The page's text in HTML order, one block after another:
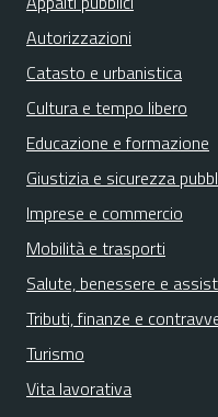
Autorizzazioni
Catasto e urbanistica
Cultura e tempo libero
Educazione e formazione
Giustizia e sicurezza
Imprese e commercio
Mobilità e trasporti
Salute, benessere e
Tributi, finanze e
Turismo
Vita lavorativa